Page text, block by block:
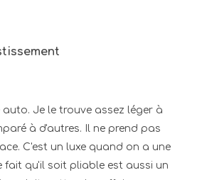
auto. Je le trouve assez léger à
à d'autres. Il ne prend pas
C'est un luxe quand on a une
fait qu'il soit pliable est aussi un